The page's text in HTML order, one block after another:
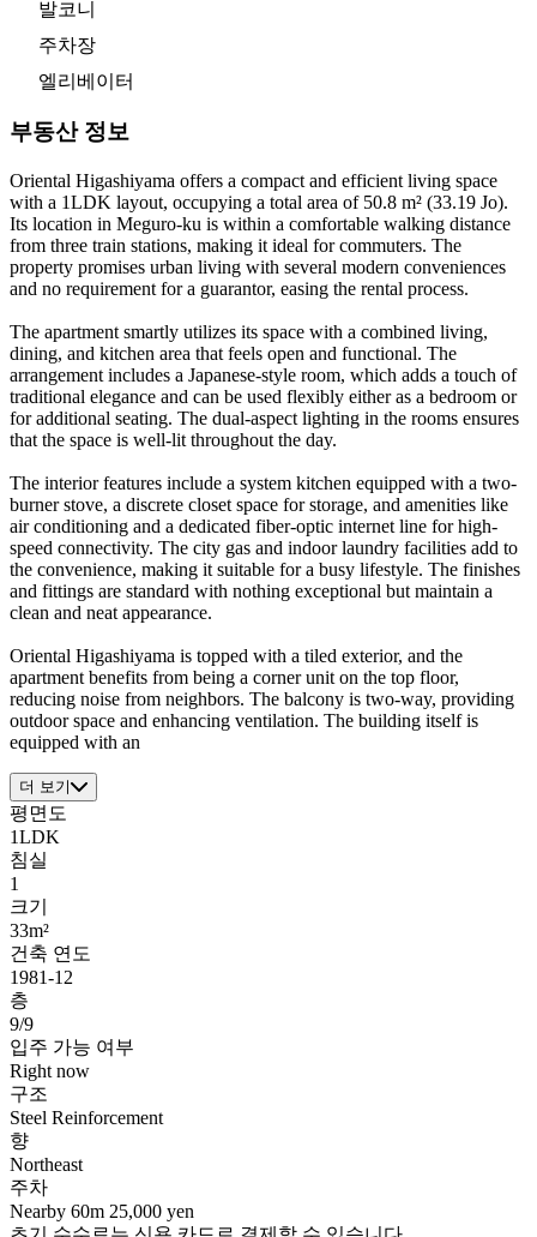
발코니
주차장
엘리베이터
부동산 정보
Oriental Higashiyama offers a compact and efficient living space
with a 1LDK layout, occupying a total area of 50.8 m² (33.19 Jo).
Its location in Meguro-ku is within a comfortable walking distance
from three train stations, making it ideal for commuters. The
property promises urban living with several modern conveniences
and no requirement for a guarantor, easing the rental process.
The apartment smartly utilizes its space with a combined living,
dining, and kitchen area that feels open and functional. The
arrangement includes a Japanese-style room, which adds a touch of
traditional elegance and can be used flexibly either as a bedroom or
for additional seating. The dual-aspect lighting in the rooms ensures
that the space is well-lit throughout the day.
The interior features include a system kitchen equipped with a two-
burner stove, a discrete closet space for storage, and amenities like
air conditioning and a dedicated fiber-optic internet line for high-
speed connectivity. The city gas and indoor laundry facilities add to
the convenience, making it suitable for a busy lifestyle. The finishes
and fittings are standard with nothing exceptional but maintain a
clean and neat appearance.
Oriental Higashiyama is topped with a tiled exterior, and the
apartment benefits from being a corner unit on the top floor,
reducing noise from neighbors. The balcony is two-way, providing
outdoor space and enhancing ventilation. The building itself is
equipped with an
더 보기
평면도
1LDK
침실
1
크기
33m²
건축 연도
1981-12
층
9/9
입주 가능 여부
Right now
구조
Steel Reinforcement
향
Northeast
주차
Nearby 60m 25,000 yen